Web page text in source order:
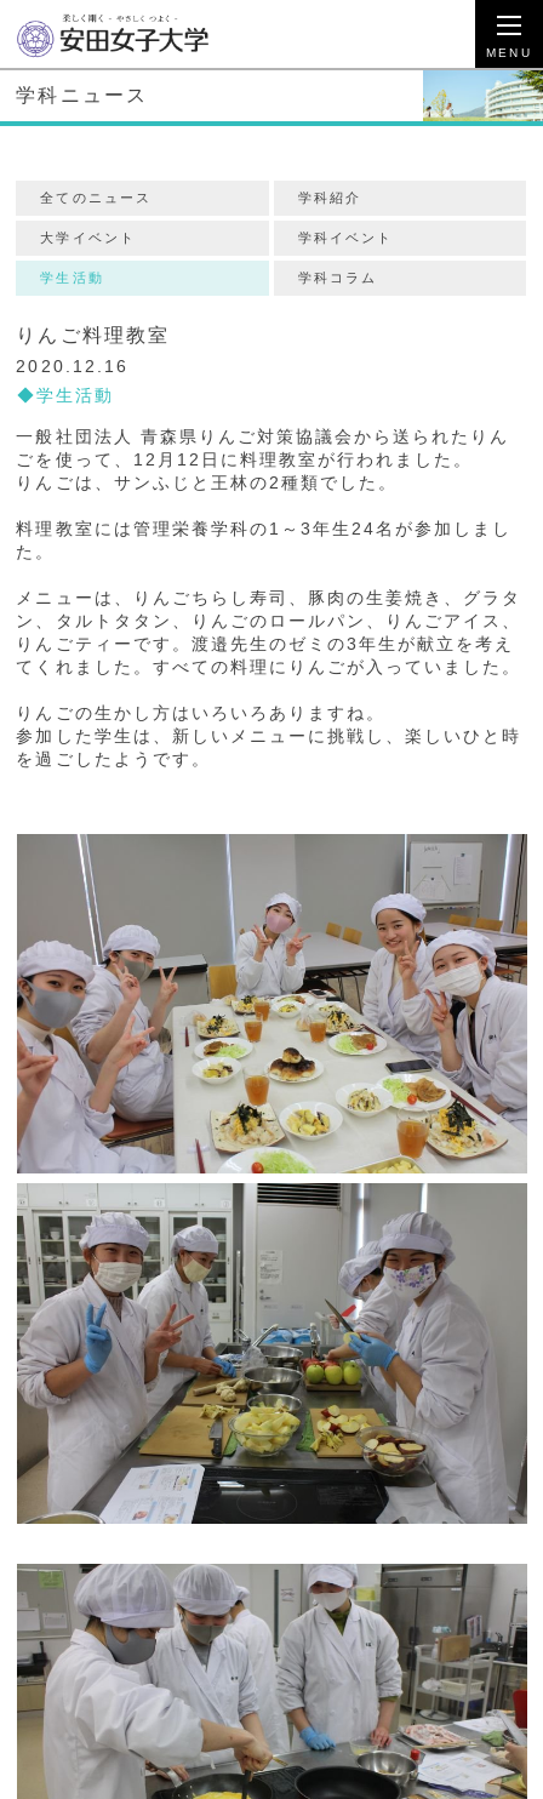
学科ニュース
全てのニュース 学科紹介
大学イベント 学科イベント
学生活動 学科コラム
りんご料理教室
2020.12.16
学生活動
一般社団法人 青森県りんご対策協議会から送られたりん
ごを使って、12月12日に料理教室が行われました。
りんごは、サンふじと王林の2種類でした。
料理教室には管理栄養学科の1～3年生24名が参加しまし
た。
メニューは、りんごちらし寿司、豚肉の生姜焼き、グラタ
ン、タルトタタン、りんごのロールパン、りんごアイス、
りんごティーです。渡邉先生のゼミの3年生が献立を考え
てくれました。すべての料理にりんごが入っていました。
りんごの生かし方はいろいろありますね。
参加した学生は、新しいメニューに挑戦し、楽しいひと時
を過ごしたようです。